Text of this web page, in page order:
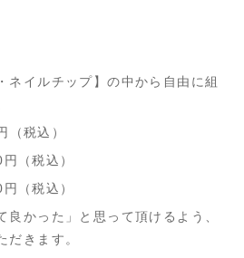
ネイルチップ】の中から自由に組
税込）
（税込）
（税込）
良かった」と思って頂けるよう、
だきます。